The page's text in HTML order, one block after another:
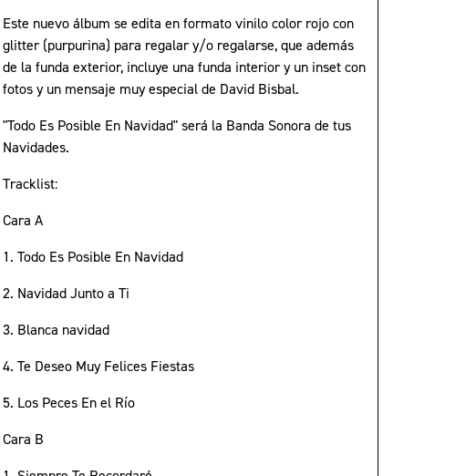
Este nuevo álbum se edita en formato vinilo color rojo con
glitter (purpurina) para regalar y/o regalarse, que además
de la funda exterior, incluye una funda interior y un inset con
fotos y un mensaje muy especial de David Bisbal.
"Todo Es Posible En Navidad" será la Banda Sonora de tus
Navidades.
Tracklist:
Cara A
1. Todo Es Posible En Navidad
2. Navidad Junto a Ti
3. Blanca navidad
4. Te Deseo Muy Felices Fiestas
5. Los Peces En el Río
Cara B